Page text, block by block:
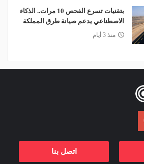
بتقنيات تسرع الفحص 10 مرات.. الذكاء
الاصطناعي يدعم صيانة طرق المملكة
منذ 3 أيام
اتصل بنا